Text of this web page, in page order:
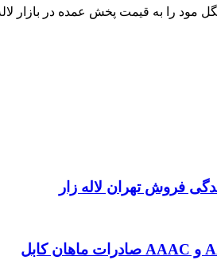
فیبر نوری 12 کر خاکی سینگل مود را به قیمت